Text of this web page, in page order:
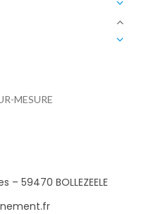
MESURE
59470 BOLLEZEELE